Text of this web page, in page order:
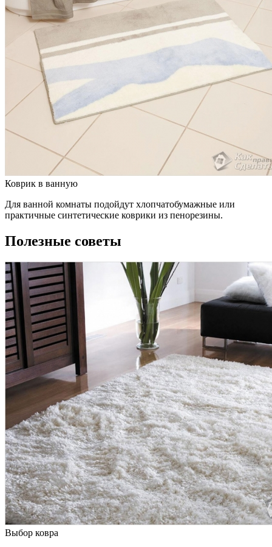
Коврик в ванную
Для ванной комнаты подойдут хлопчатобумажные или
практичные синтетические коврики из пенорезины.
Полезные советы
Выбор ковра